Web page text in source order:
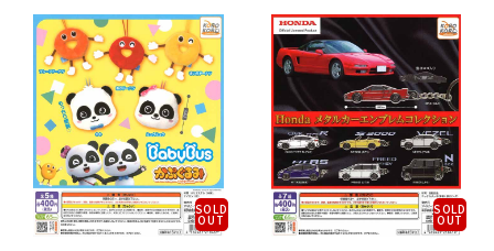
SOLD
OUT
SOLD
OUT